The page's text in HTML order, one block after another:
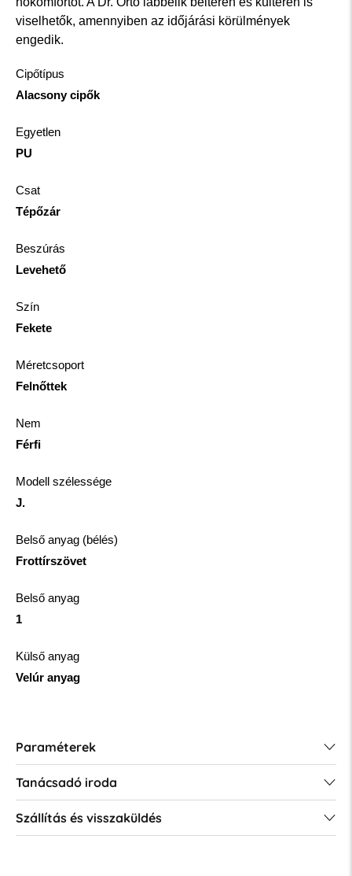
viselhetők, amennyiben az időjárási körülmények
engedik.
Cipőtípus
Alacsony cipők
Egyetlen
PU
Csat
Tépőzár
Beszúrás
Levehető
Szín
Fekete
Méretcsoport
Felnőttek
Nem
Férfi
Modell szélessége
J.
Belső anyag (bélés)
Frottírszövet
Belső anyag
1
Külső anyag
Velúr anyag
Paraméterek
Tanácsadó iroda
Szállítás és visszaküldés